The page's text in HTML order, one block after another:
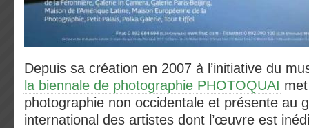
Depuis sa création en 2007 à l’initiative du
la biennale de photographie PHOTOQUAI
photographie non occidentale et présente au
international des artistes dont l’œuvre est